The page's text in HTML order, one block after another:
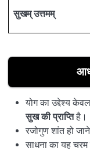
सुखम् उत्तमम्
योग का उद्देश्य
सुख की प्राप्तिहै।
रजोगुण शांत हो
साधना का यह